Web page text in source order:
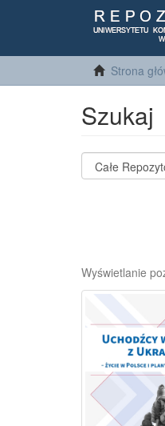
Strona
Szukaj
Wyświetlanie